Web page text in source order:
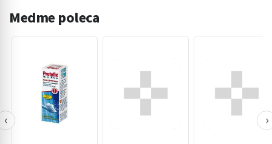
Medme poleca
‹ ›